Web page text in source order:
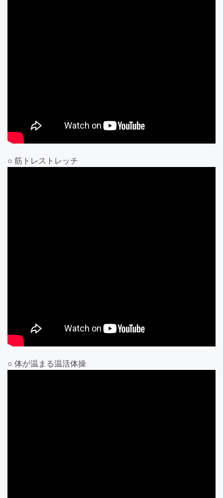
○ 筋トレストレッチ
○ 体が温まる温活体操